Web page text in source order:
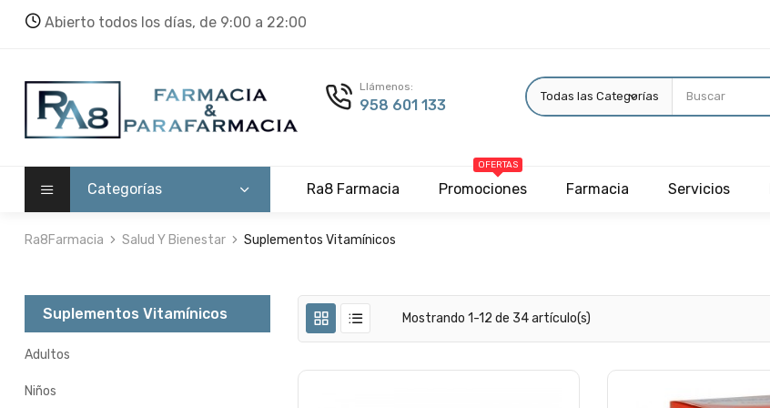
Abierto todos los días, de 9:00 a 22:00
Llámenos:
958 601 133
Categorías Ra8 Farmacia
OFERTAS
Promociones Farmacia Servicios
Ra8Farmacia Salud Y Bienestar Suplementos Vitamínicos
Suplementos Vitamínicos
Adultos
Niños
Mostrando 1-12 de 34 artículo(s)